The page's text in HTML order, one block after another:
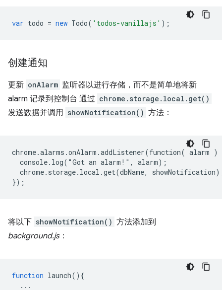
var todo = new Todo( 'todos-vanillajs' );
创建通知
更新 onAlarm 监听器以进行存储，而不是简单地将新
alarm 记录到控制台 通过 chrome.storage.local.get()
发送数据并调用 showNotification() 方法：
chrome.alarms.onAlarm.addListener(function( alarm
  console.log("Got an alarm!", alarm);
chrome.storage.local.get(dbName,
将以下 showNotification() 方法添加到
background.js：
function launch() {
...